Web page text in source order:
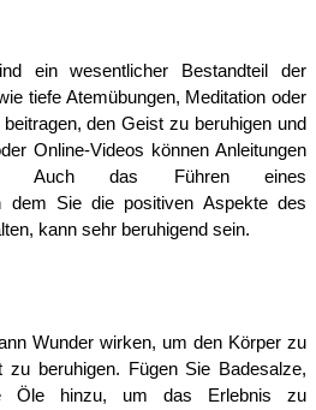
ein wesentlicher Bestandteil der
tiefe Atemübungen, Meditation oder
den Geist zu beruhigen und
Online-Videos können Anleitungen
Auch das Führen eines
dem Sie die positiven Aspekte des
kann sehr beruhigend sein.
Wunder wirken, um den Körper zu
zu beruhigen. Fügen Sie Badesalze,
Öle hinzu, um das Erlebnis zu